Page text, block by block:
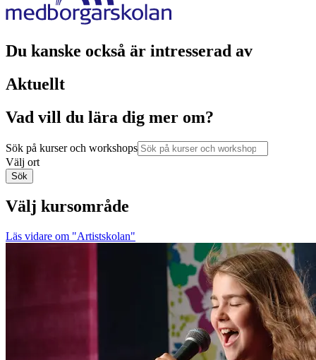
Du kanske också är intresserad av
Aktuellt
Vad vill du lära dig mer om?
Sök på kurser och workshops
Välj ort
Sök
Välj kursområde
Läs vidare om "Artistskolan"